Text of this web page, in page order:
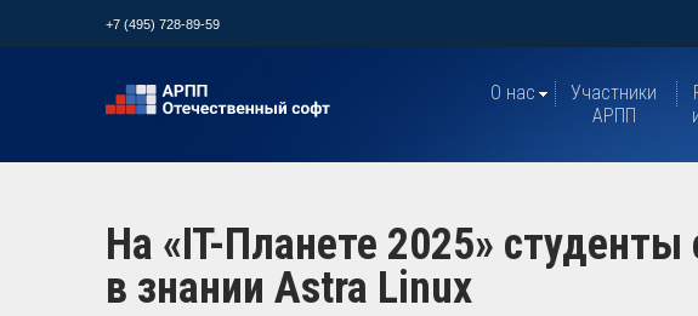
+7 (495) 728-89-59
О нас
Участники
АРПП
На «IT-Планете 2025» студенты
в знании Astra Linux